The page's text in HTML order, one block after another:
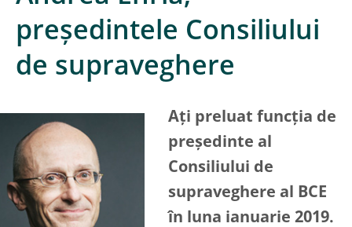
președintele Consiliului
de supraveghere
Ați preluat funcția de
președinte al
Consiliului de
supraveghere al BCE
în luna ianuarie 2019.